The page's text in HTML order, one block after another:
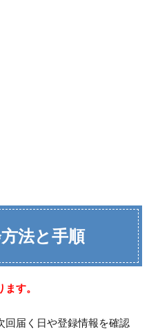
法と手順
す。
回届く日や登録情報を確認